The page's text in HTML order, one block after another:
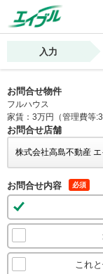
入力
お問合せ物件
フルハウス
家賃：3万円（管理費等
お問合せ店舗
お問合せ内容 必須
これ